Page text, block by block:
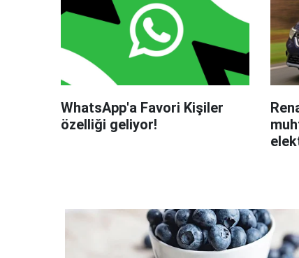
WhatsApp'a Favori Kişiler
özelliği geliyor!